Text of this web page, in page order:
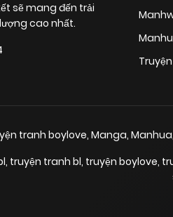
sẽ mang đến trải
cao nhất.
tranh boylove, Manga,
, truyện tranh bl, truyện boylove,